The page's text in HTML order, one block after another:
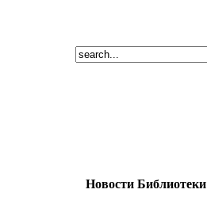
Новости Библиотеки